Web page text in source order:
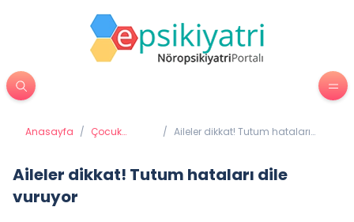
Anasayfa / Çocuk
/ Aileler dikkat! Tutum hataları
Aileler dikkat! Tutum hataları dile
vuruyor